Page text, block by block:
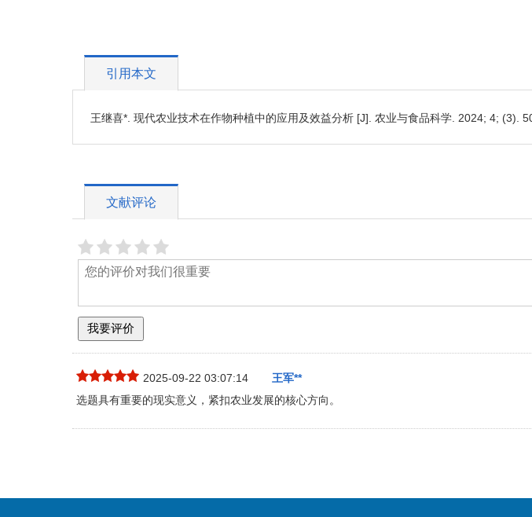
引用本文
王继喜*. 现代农业技术在作物种植中的应用及效益分析 [J]. 农业与食品科学. 2024; 4; (3).
文献评论
2025-09-22 03:07:14
王军**
选题具有重要的现实意义，紧扣农业发展的核心方向。